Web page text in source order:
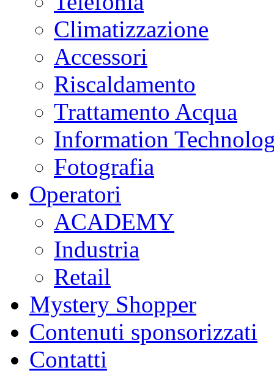
Climatizzazione
Accessori
Riscaldamento
Trattamento Acqua
Information
Fotografia
Operatori
ACADEMY
Industria
Retail
Mystery Shopper
Contenuti sponsorizzati
Contatti